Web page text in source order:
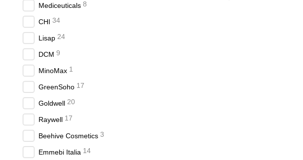
Mediceuticals 8
CHI 34
Lisap 24
DCM 9
MinoMax 1
GreenSoho 17
Goldwell 20
Raywell 17
Beehive Cosmetics 3
Emmebi Italia 14